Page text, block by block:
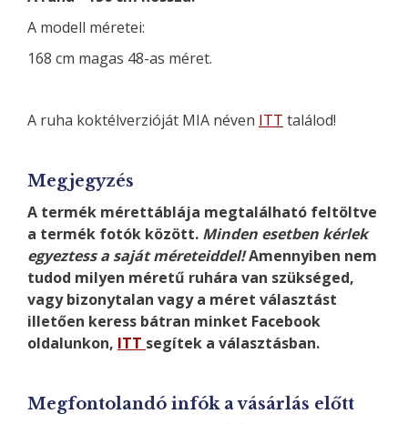
A modell méretei:
168 cm magas 48-as méret.
A ruha koktélverzióját MIA néven ITT találod!
Megjegyzés
A termék mérettáblája megtalálható feltöltve
a termék fotók között. Minden esetben kérlek
egyeztess a saját méreteiddel!Amennyiben nem
tudod milyen méretű ruhára van szükséged,
vagy bizonytalan vagy a méret választást
illetően keress bátran minket Facebook
oldalunkon, ITT segítek a választásban.
Megfontolandó infók a vásárlás előtt